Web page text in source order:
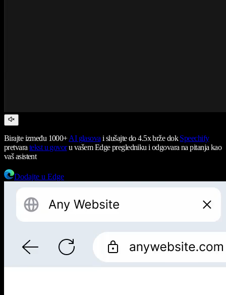
Birajte između 1000+AI glasova i slušajte do 4.5x brže dokSpeechify
pretvara tekst u govoru vašem Edge pregledniku i odgovara na pitanja kao
vaš asistent
Dodajte u Edge